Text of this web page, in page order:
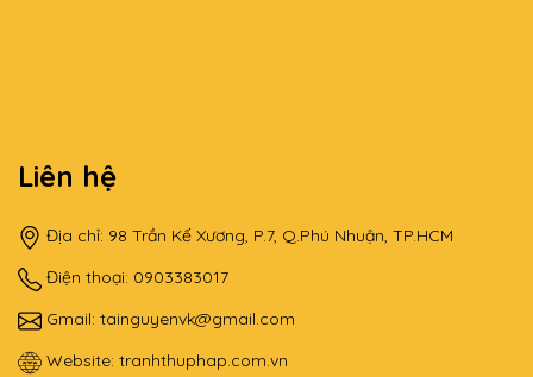
Liên hệ
Địa chỉ: 98 Trần Kế Xương, P.7, Q.Phú Nhuận, TP.HCM
Điện thoại: 0903383017
Gmail: tainguyenvk@gmail.com
Website: tranhthuphap.com.vn